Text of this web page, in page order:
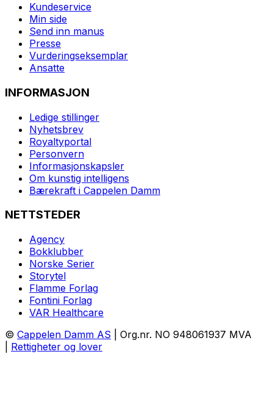
Kundeservice
Min side
Send inn manus
Presse
Vurderingseksemplar
Ansatte
INFORMASJON
Ledige stillinger
Nyhetsbrev
Royaltyportal
Personvern
Informasjonskapsler
Om kunstig intelligens
Bærekraft i Cappelen Damm
NETTSTEDER
Agency
Bokklubber
Norske Serier
Storytel
Flamme Forlag
Fontini Forlag
VAR Healthcare
© Cappelen Damm AS | Org.nr. NO 948061937 MVA
Rettigheter og lover